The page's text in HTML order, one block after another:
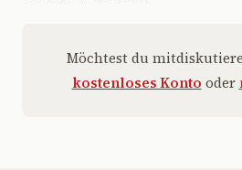
Möchtest du
kostenloses Konto oder